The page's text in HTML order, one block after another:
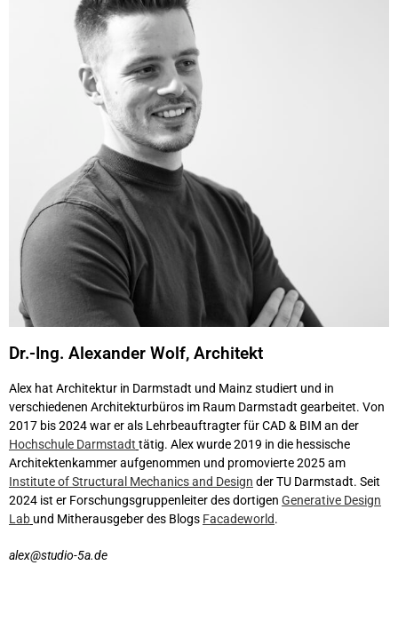
Dr.-Ing. Alexander Wolf, Architekt
Alex hat Architektur in Darmstadt und Mainz studiert und in
verschiedenen Architekturbüros im Raum Darmstadt gearbeitet. Von
2017 bis 2024 war er als Lehrbeauftragter für CAD & BIM an der
Hochschule Darmstadt tätig. Alex wurde 2019 in die hessische
Architektenkammer aufgenommen und promovierte 2025 am
Institute of Structural Mechanics and Design der TU Darmstadt. Seit
2024 ist er Forschungsgruppenleiter des dortigen Generative Design
Lab und Mitherausgeber des Blogs Facadeworld.
alex@studio-5a.de